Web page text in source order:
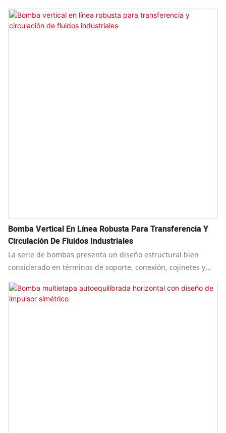
simple succión.
Bomba Vertical En Línea Robusta Para Transferencia Y
Circulación De Fluidos Industriales
La serie de bombas presenta un diseño estructural bien
considerado en términos de soporte, conexión, cojinetes y
refrigeración, y puede equiparse con varios sistemas
auxiliares y de monitoreo.